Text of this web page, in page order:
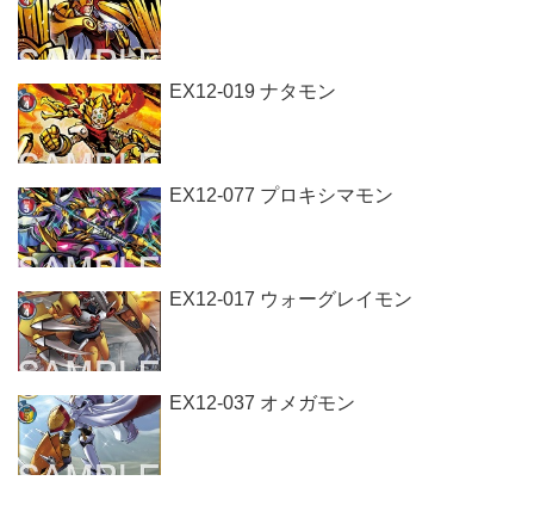
EX12-019 ナタモン
EX12-077 プロキシマモン
EX12-017 ウォーグレイモン
EX12-037 オメガモン